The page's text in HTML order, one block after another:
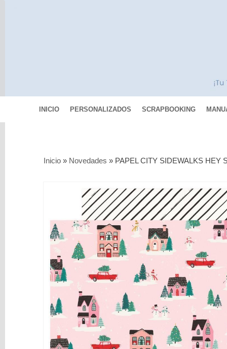
INICIO PERSONALIZADOS SCRAPBOOKING
Máquinas
REBAJAS
NAVIDAD
Inicio » Novedades » PAPEL CITY SIDEWALKS HEY